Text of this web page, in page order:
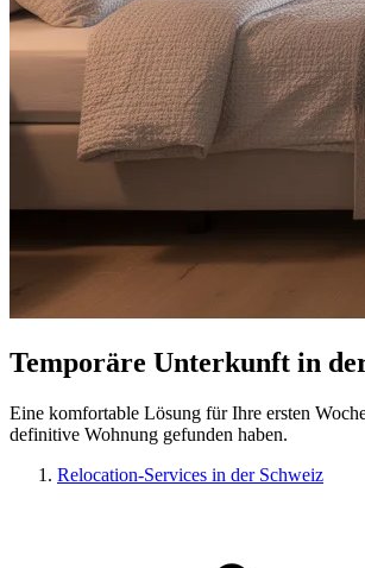
Temporäre Unterkunft in
Eine komfortable Lösung für Ihre ersten
definitive Wohnung gefunden haben.
Relocation-Services in der Schweiz